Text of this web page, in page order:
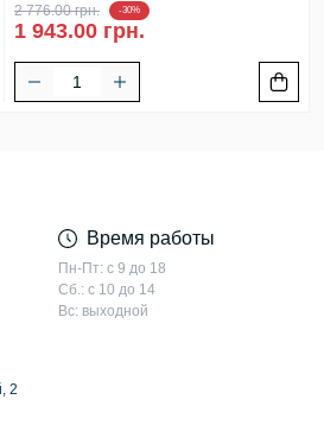
2 776.00 грн. -30%
1 943.00 грн.
Время работы
Пн-Пт: с 9 до 18
Сб.: с 10 до 14
Вс: выходной
2